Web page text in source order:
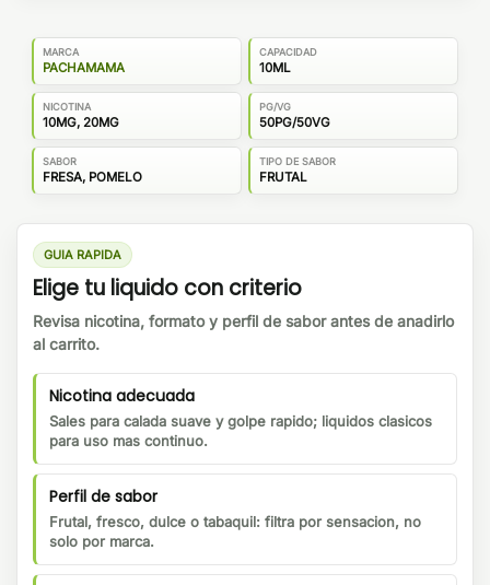
MARCA
PACHAMAMA
CAPACIDAD
10ML
NICOTINA
10MG, 20MG
PG/VG
50PG/50VG
SABOR
FRESA, POMELO
TIPO DE SABOR
FRUTAL
GUIA RAPIDA
Elige tu liquido con criterio
Revisa nicotina, formato y perfil de sabor antes de anadirlo
al carrito.
Nicotina adecuada
Sales para calada suave y golpe rapido; liquidos clasicos
para uso mas continuo.
Perfil de sabor
Frutal, fresco, dulce o tabaquil: filtra por sensacion, no
solo por marca.